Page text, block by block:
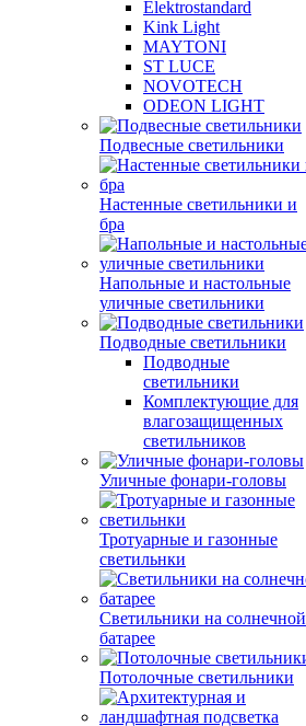
Elektrostandard
Kink Light
MAYTONI
ST LUCE
NOVOTECH
ODEON LIGHT
Подвесные светильники
Настенные светильники и
бра
Напольные и настольные
уличные светильники
Подводные светильники
Подводные
светильники
Комплектующие для
влагозащищенных
светильников
Уличные фонари-головы
Тротуарные и газонные
светильнки
Светильники на солнечной
батарее
Потолочные светильники